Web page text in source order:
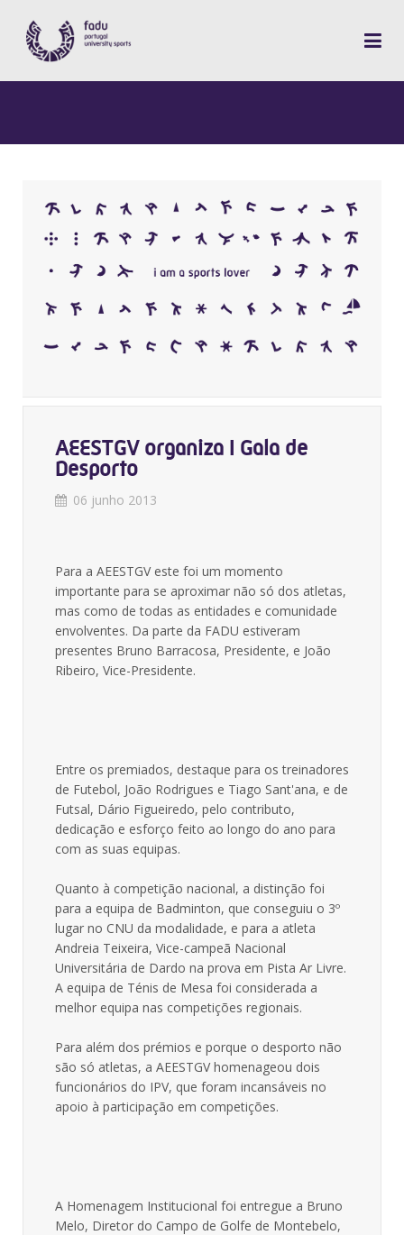
AEESTGV organiza I Gala de
Desporto
06 junho 2013
Para a AEESTGV este foi um momento
importante para se aproximar não só dos atletas,
mas como de todas as entidades e comunidade
envolventes. Da parte da FADU estiveram
presentes Bruno Barracosa, Presidente, e João
Ribeiro, Vice-Presidente.
Entre os premiados, destaque para os treinadores
de Futebol, João Rodrigues e Tiago Sant'ana, e de
Futsal, Dário Figueiredo, pelo contributo,
dedicação e esforço feito ao longo do ano para
com as suas equipas.
Quanto à competição nacional, a distinção foi
para a equipa de Badminton, que conseguiu o 3º
lugar no CNU da modalidade, e para a atleta
Andreia Teixeira, Vice-campeã Nacional
Universitária de Dardo na prova em Pista Ar Livre.
A equipa de Ténis de Mesa foi considerada a
melhor equipa nas competições regionais.
Para além dos prémios e porque o desporto não
são só atletas, a AEESTGV homenageou dois
funcionários do IPV, que foram incansáveis no
apoio à participação em competições.
A Homenagem Institucional foi entregue a Bruno
Melo, Diretor do Campo de Golfe de Montebelo,